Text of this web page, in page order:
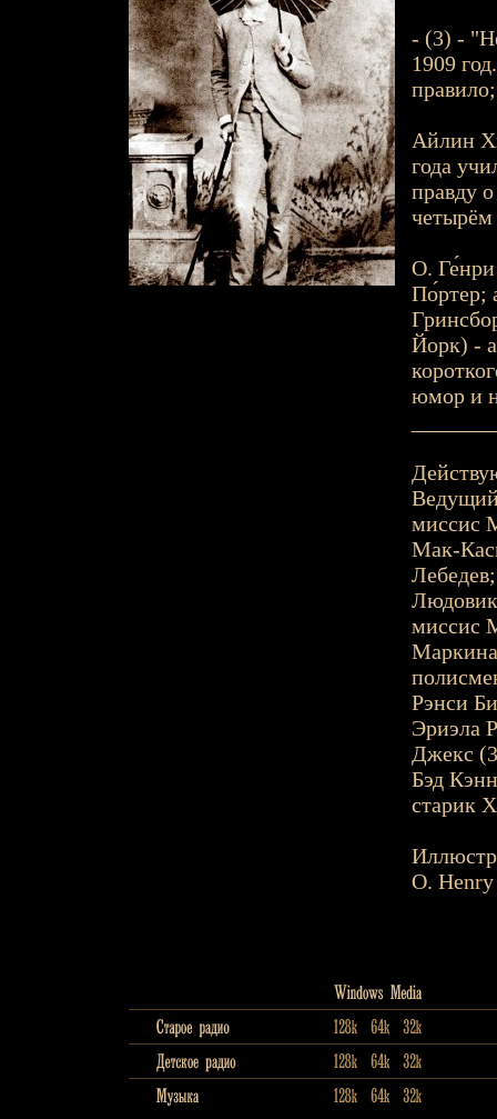
- (3) -
1909
Айлин
года
правду
О.
По́ртер;
Йорк) -
юмор и
миссис
Мак-
Лебедев;
миссис
Рэнси
Эриэла
Джекс
Бэд
старик
O.